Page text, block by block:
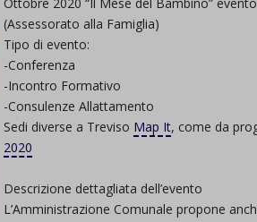
(Assessorato alla Famiglia)
Tipo di evento:
-Conferenza
-Incontro Formativo
-Consulenze Allattamento
Sedi diverse a Treviso Map It, come da
2020
Descrizione dettagliata dell’evento
L’Amministrazione Comunale propone